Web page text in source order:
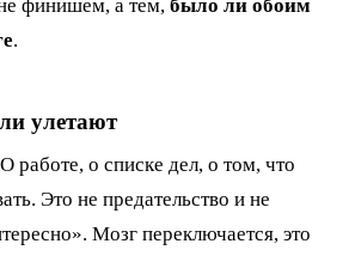
не финишем, а тем,было ли обоим
.
улетают
работе, о списке дел, о том, что
Это не предательство и не
Мозг переключается, это